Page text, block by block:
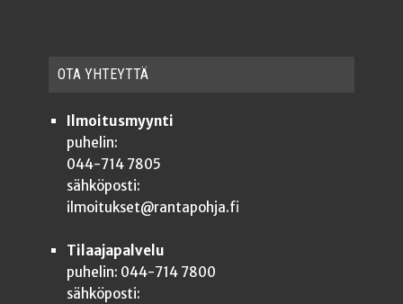
OTA YHTEYT­TÄ
Ilmoitusmyynti
puhelin:
044-714 7805
sähköposti:
ilmoitukset@rantapohja.fi
Tilaajapalvelu
puhelin: 044-714 7800
sähköposti: